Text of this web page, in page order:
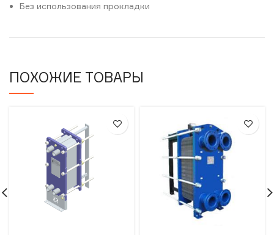
Без использования прокладки
ПОХОЖИЕ ТОВАРЫ